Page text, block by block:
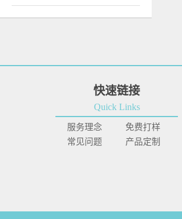
快速链接
Quick Links
服务理念
免费打样
常见问题
产品定制